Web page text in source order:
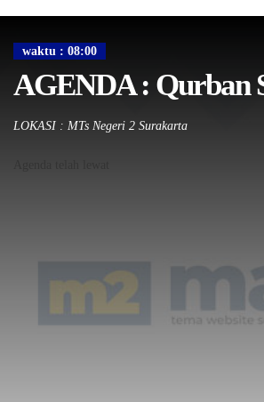
waktu : 08:00
AGENDA : Qurban
LOKASI : MTs Negeri 2 Surakarta